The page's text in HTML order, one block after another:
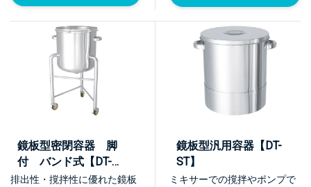
鏡板型密閉容器 脚
付 バンド式【DT-
CTL-L】
排出性・撹拌性に優れた鏡板
鏡板型汎用容器【DT-
ST】
ミキサーでの撹拌やポンプで